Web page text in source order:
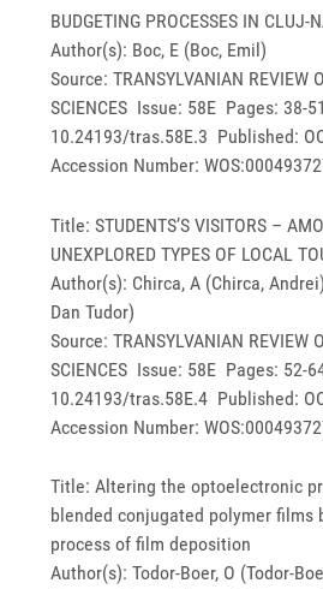
BUDGETING PROCESSES IN CLUJ-
Author(s): Boc, E (Boc, Emil)
Source: TRANSYLVANIAN REVIEW
SCIENCES Issue: 58E Pages: 38-
10.24193/tras.58E.3 Published:
Accession Number:
Title: STUDENTS’S VISITORS –
UNEXPLORED TYPES OF LOCAL
Author(s): Chirca, A (Chirca,
Dan Tudor)
Source: TRANSYLVANIAN REVIEW
SCIENCES Issue: 58E Pages: 52-
10.24193/tras.58E.4 Published:
Accession Number:
Title: Altering the optoelectronic
blended conjugated polymer films
process of film deposition
Author(s): Todor-Boer, O (Todor-